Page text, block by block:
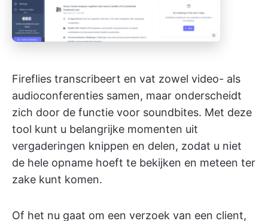
Fireflies transcribeert en vat zowel video- als
audioconferenties samen, maar onderscheidt
zich door de functie voor soundbites. Met deze
tool kunt u belangrijke momenten uit
vergaderingen knippen en delen, zodat u niet
de hele opname hoeft te bekijken en meteen ter
zake kunt komen.
Of het nu gaat om een verzoek van een client,